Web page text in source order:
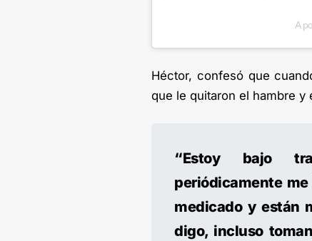
A
Héctor, confesó que
que le quitaron el hambre y
“Estoy bajo
periódicamente
medicado y están
digo, incluso